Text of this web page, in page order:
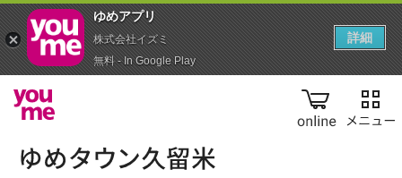
online
ゆめアプ‪リ‬
株式会社イズミ
無料 - In Google Play
詳細